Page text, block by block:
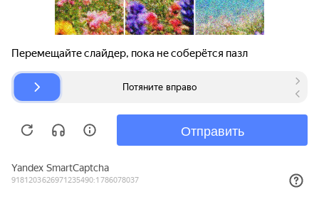
Авторазборки Карта сайта
© bibinet.ru - система поиска запчастей,
Copyright 2010-2026 Все права защищены